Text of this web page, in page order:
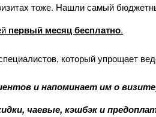
тоже. Нашли самый
первый месяц бесплатно.
который упрощает
и напоминает им о
чаевые, кэшбэк и